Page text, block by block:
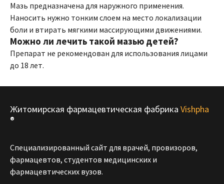
Мазь предназначена для наружного применения.
Наносить нужно тонким слоем на место локализации
боли и втирать мягкими массирующими движениями.
Можно ли лечить такой мазью детей?
Препарат не рекомендован для использования лицами
до 18 лет.
Житомирская фармацевтическая фабрика Vishpha
®
Специализированный сайт для врачей, провизоров,
фармацевтов, студентов медицинских и
фармацевтических вузов.